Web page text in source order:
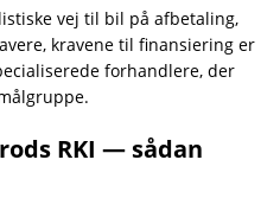
vej til bil på afbetaling,
kravene til finansiering er
forhandlere, der
RKI — sådan